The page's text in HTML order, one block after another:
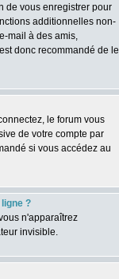
de vous enregistrer pour
additionnelles non-
mail à des amis,
donc recommandé de le
le forum vous
de votre compte par
si vous accédez au
?
n'apparaîtrez
invisible.